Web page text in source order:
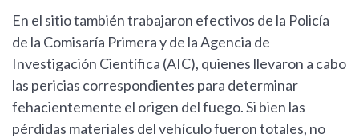
En el sitio también trabajaron efectivos de la Policía
de la Comisaría Primera y de la Agencia de
Investigación Científica (AIC), quienes llevaron a cabo
las pericias correspondientes para determinar
fehacientemente el origen del fuego. Si bien las
pérdidas materiales del vehículo fueron totales, no